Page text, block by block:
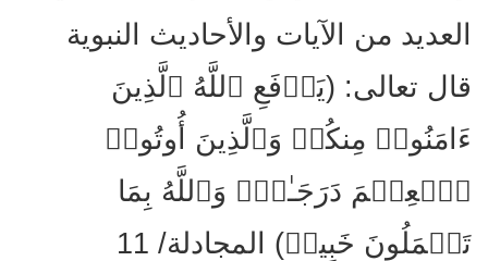
العديد من الآيات والأحاديث النبوية
قال تعالى: (یَرۡفَعِ ٱللَّهُ ٱلَّذِینَ
ءَامَنُوا۟ مِنكُمۡ وَٱلَّذِینَ أُوتُوا۟
ٱلۡعِلۡمَ دَرَجَـٰتࣲۚ وَٱللَّهُ بِمَا
تَعۡمَلُونَ خَبِیرࣱ) المجادلة/ 11